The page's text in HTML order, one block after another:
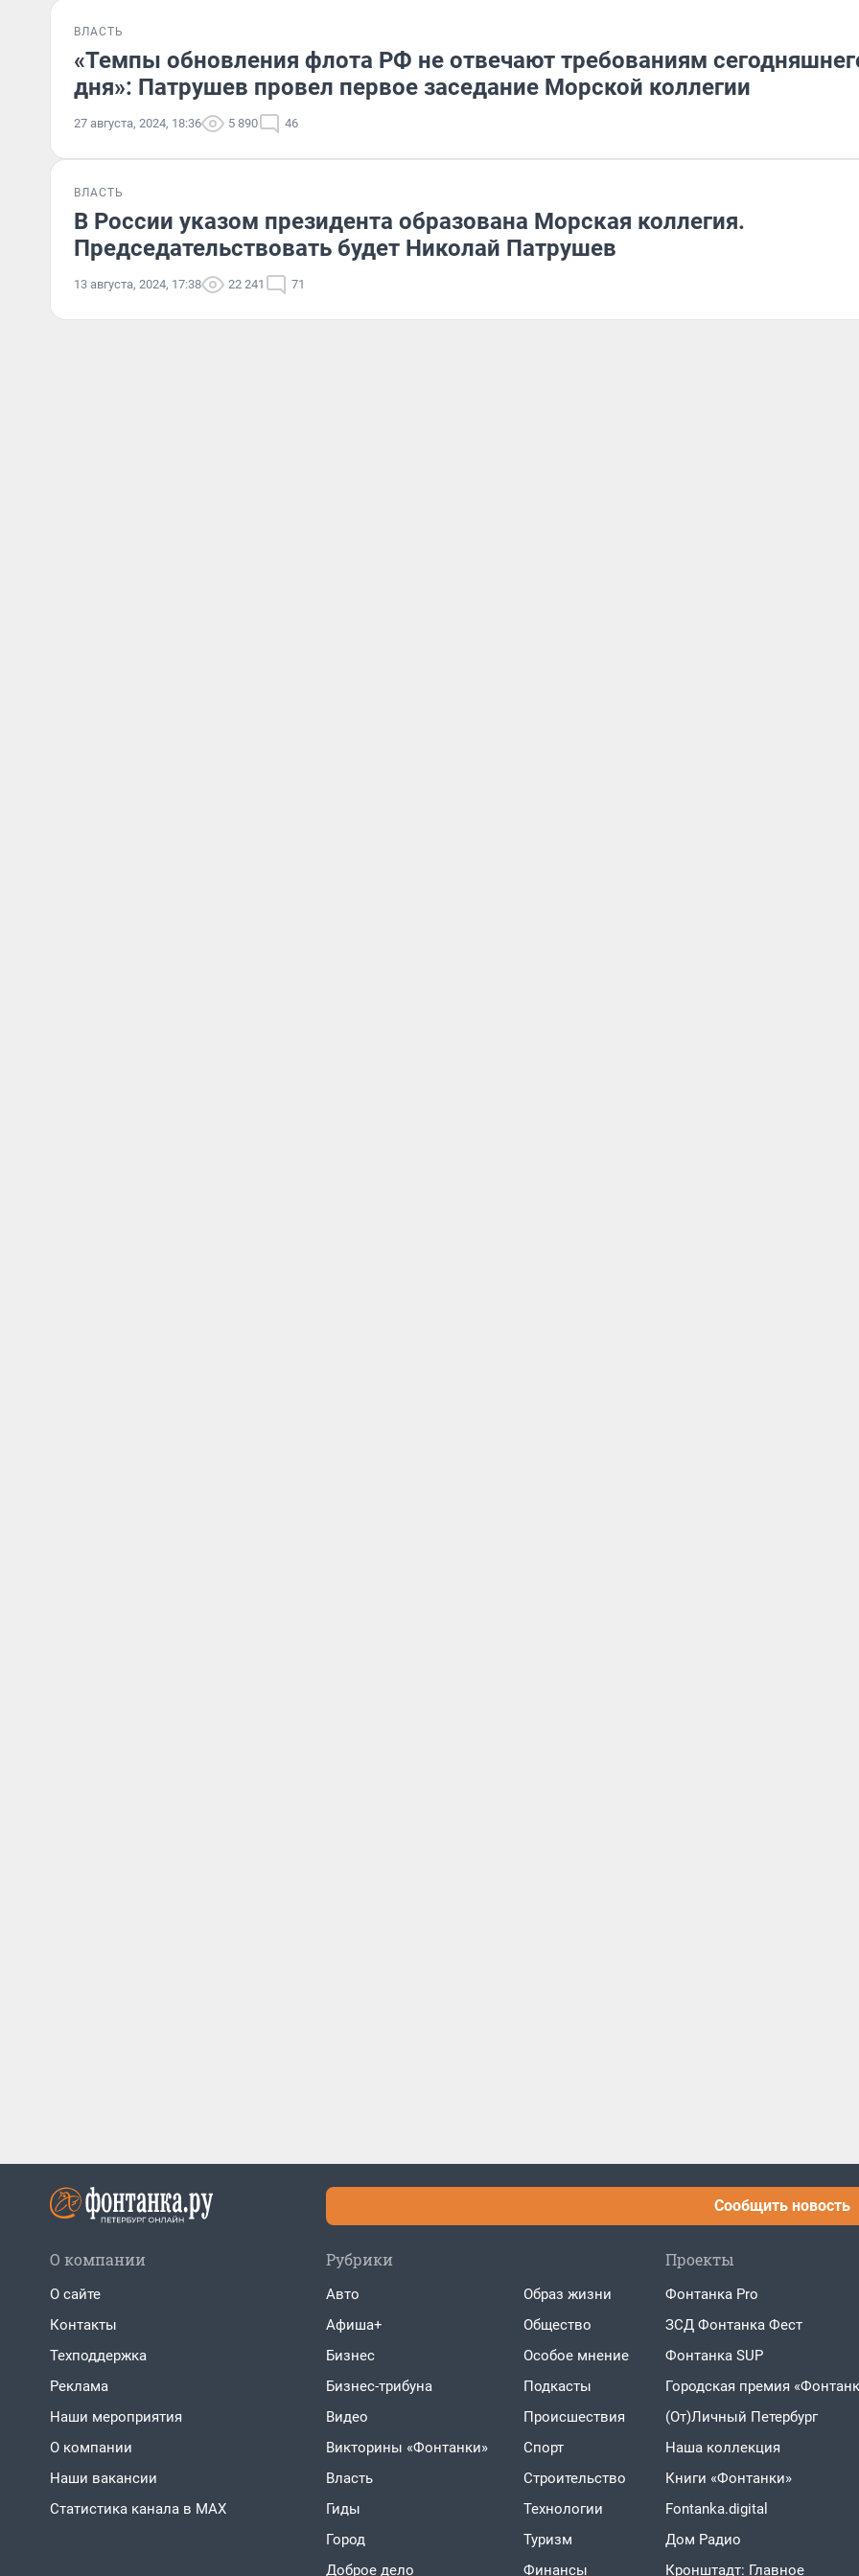
ВЛАСТЬ
«Темпы обновления флота РФ не отвечают требованиям
дня»: Патрушев провел первое заседание Морской коллегии
27 августа, 2024, 18:36 5 890 46
ВЛАСТЬ
В России указом президента образована Морская коллегия.
Председательствовать будет Николай Патрушев
13 августа, 2024, 17:38 22 241 71
Сообщить новость
О компании
О сайте
Контакты
Техподдержка
Реклама
Наши мероприятия
О компании
Наши вакансии
Статистика канала в MAX
Рубрики
Авто
Афиша+
Бизнес
Бизнес-трибуна
Видео
Викторины «Фонтанки»
Власть
Гиды
Город
Доброе дело
Образ жизни
Общество
Особое мнение
Подкасты
Проиcшествия
Спорт
Строительство
Технологии
Туризм
Финансы
Проекты
Фонтанка Pro
ЗСД Фонтанка Фест
Фонтанка SUP
Городская премия
(От)Личный Петербург
Наша коллекция
Книги «Фонтанки»
Fontanka.digital
Дом Радио
Кронштадт: Главное